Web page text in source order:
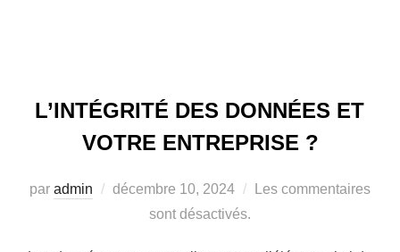
L’INTÉGRITÉ DES DONNÉES ET
VOTRE ENTREPRISE ?
par admin décembre 10, 2024
Les commentaires
sont désactivés.